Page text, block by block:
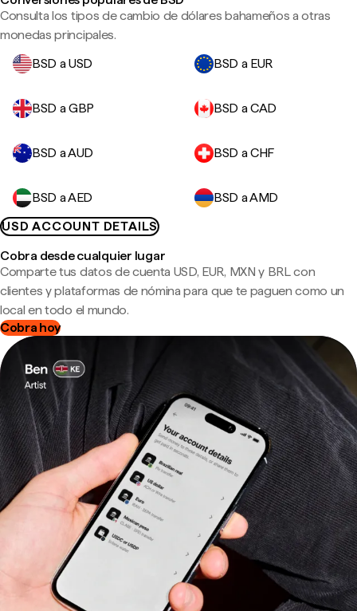
Consulta los tipos de cambio de dólares bahameños a otras
monedas principales.
BSD a USD
BSD a EUR
BSD a GBP BSD a CAD
BSD a AUD BSD a CHF
BSD a AED
BSD a AMD
USD ACCOUNT DETAILS
Cobra desde cualquier lugar
Comparte tus datos de cuenta USD, EUR, MXN y BRL con
clientes y plataformas de nómina para que te paguen como un
local en todo el mundo.
Cobra hoy